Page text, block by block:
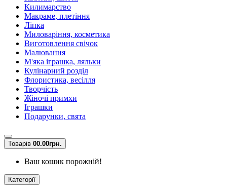
Килимарство
Макраме, плетіння
Ліпка
Миловаріння, косметика
Виготовлення свічок
Малювання
М'яка іграшка, ляльки
Кулінарний розділ
Флористика, весілля
Творчість
Жіночі примхи
Іграшки
Подарунки, свята
Товарів 00.00грн.
Ваш кошик порожній!
Категорії